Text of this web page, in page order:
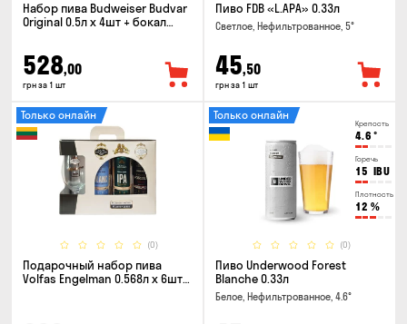
Набор пива Budweiser Budvar
Original 0.5л х 4шт + бокал
528,00
грн за 1 шт
Пиво FDB «L.APA» 0.33л
Светлое, Нефильтрованное, 5°
45,50
грн за 1 шт
(0)
Только онлайн
Подарочный набор пива
Volfas Engelman 0.568л x 6шт +
Крепость
4.6 °
Горечь
15 IBU
Плотность
12 %
(0)
Только онлайн
Пиво Underwood Forest
Blanche 0.33л
Белое, Нефильтрованное, 4.6°